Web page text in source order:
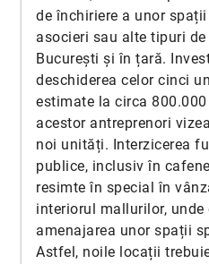
de închiriere a unor
asocieri sau alte tipuri
București și în țară.
deschiderea celor cinci
estimate la circa
acestor antreprenori
noi unități. Interzicerea
publice, inclusiv în
resimte în special în
interiorul mallurilor,
amenajarea unor spații
Astfel, noile locații